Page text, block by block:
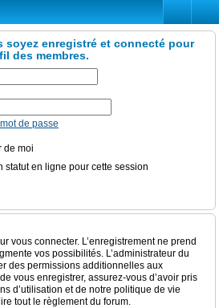
soyez enregistré et connecté pour
des membres.
de passe
de moi
statut en ligne pour cette session
vous connecter. L’enregistrement ne prend
vos possibilités. L’administrateur du
des permissions additionnelles aux
vous enregistrer, assurez-vous d’avoir pris
d’utilisation et de notre politique de vie
tout le règlement du forum.